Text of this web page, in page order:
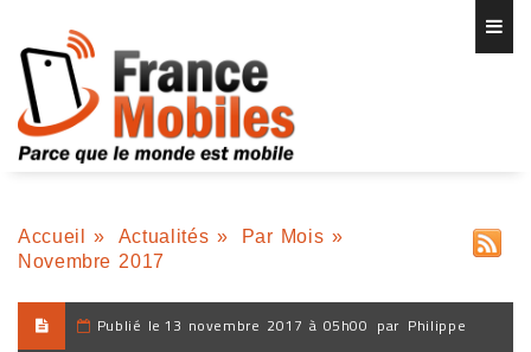
Accueil » Actualités » Par Mois »
Novembre 2017
Publié le 13 novembre 2017 à 05h00 par Philippe